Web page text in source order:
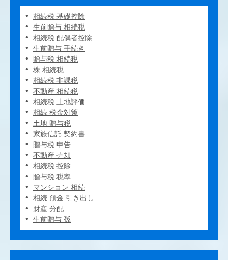
相続税 基礎控除
生前贈与 相続税
相続税 配偶者控除
生前贈与 手続き
贈与税 相続税
株 相続税
相続税 非課税
不動産 相続税
相続税 土地評価
相続 税金対策
土地 贈与税
家族信託 契約書
贈与税 申告
不動産 売却
相続税 控除
贈与税 税率
マンション 相続
相続 預金 引き出し
財産 分配
生前贈与 孫